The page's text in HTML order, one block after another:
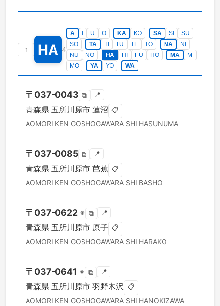
↑ HA 4
A U O KA KO SA SI
SU
SO
TA TI TU TE TO NA
NI
NU
NO HA HI HU HO MA
MI
MO
YA YO WA
〒 037-0043 ⧉ 📍
青森県 五所川原市 蓮沼 📋
AOMORI KEN GOSHOGAWARA SHI HASUNUMA
〒 037-0085 ⧉ 📍
青森県 五所川原市 芭蕉 📋
AOMORI KEN GOSHOGAWARA SHI BASHO
〒 037-0622 ※ ⧉ 📍
青森県 五所川原市 原子 📋
AOMORI KEN GOSHOGAWARA SHI HARAKO
〒 037-0641 ※ ⧉ 📍
青森県 五所川原市 羽野木沢 📋
AOMORI KEN GOSHOGAWARA SHI HANOKIZAWA